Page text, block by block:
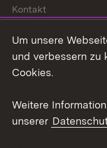
Link zum Landesportal
Kontakt
Impressum
Um unsere
und verbessern zu
Cookies.
Weitere
unserer